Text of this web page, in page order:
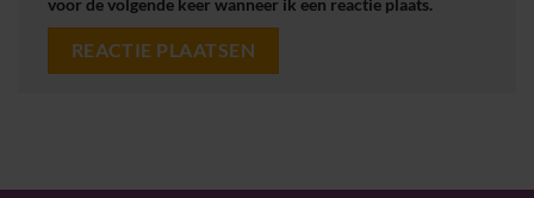
voor de volgende keer wanneer ik een reactie plaats.